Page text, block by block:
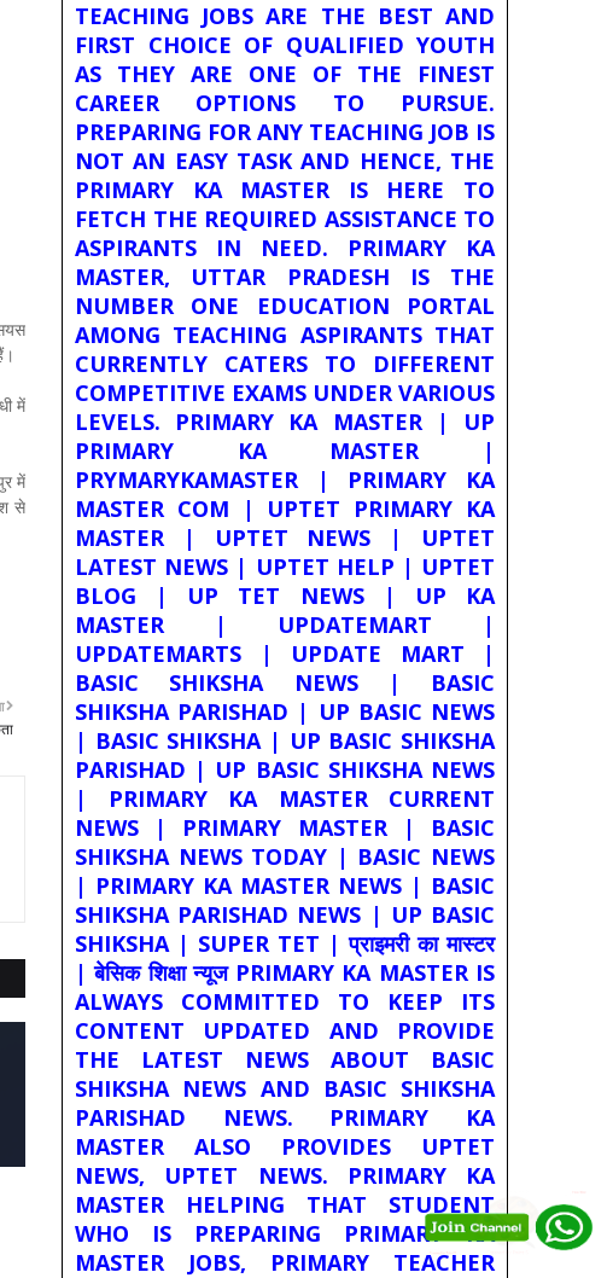
में
में
से
TEACHING JOBS ARE THE BEST AND
FIRST CHOICE OF QUALIFIED YOUTH
AS THEY ARE ONE OF THE FINEST
CAREER OPTIONS TO PURSUE.
PREPARING FOR ANY TEACHING JOB IS
NOT AN EASY TASK AND HENCE, THE
PRIMARY KA MASTER IS HERE TO
FETCH THE REQUIRED ASSISTANCE TO
ASPIRANTS IN NEED. PRIMARY KA
MASTER, UTTAR PRADESH IS THE
NUMBER ONE EDUCATION PORTAL
AMONG TEACHING ASPIRANTS THAT
CURRENTLY CATERS TO DIFFERENT
COMPETITIVE EXAMS UNDER VARIOUS
LEVELS. PRIMARY KA MASTER | UP
PRIMARY KA MASTER |
PRYMARYKAMASTER | PRIMARY KA
MASTER COM | UPTET PRIMARY KA
MASTER | UPTET NEWS | UPTET
LATEST NEWS | UPTET HELP | UPTET
BLOG | UP TET NEWS | UP KA
MASTER | UPDATEMART |
UPDATEMARTS | UPDATE MART |
BASIC SHIKSHA NEWS | BASIC
SHIKSHA PARISHAD | UP BASIC NEWS
| BASIC SHIKSHA | UP BASIC SHIKSHA
PARISHAD | UP BASIC SHIKSHA NEWS
| PRIMARY KA MASTER CURRENT
NEWS | PRIMARY MASTER | BASIC
SHIKSHA NEWS TODAY | BASIC NEWS
| PRIMARY KA MASTER NEWS | BASIC
SHIKSHA PARISHAD NEWS | UP BASIC
SHIKSHA | SUPER TET | प्राइमरी का मास्टर
| बेसिक शिक्षा न्यूज PRIMARY KA MASTER IS
ALWAYS COMMITTED TO KEEP ITS
CONTENT UPDATED AND PROVIDE
THE LATEST NEWS ABOUT BASIC
SHIKSHA NEWS AND BASIC SHIKSHA
PARISHAD NEWS. PRIMARY KA
MASTER ALSO PROVIDES UPTET
NEWS, UPTET NEWS. PRIMARY KA
MASTER HELPING THAT STUDENT
WHO IS PREPARING PRIMARY KA
MASTER JOBS, PRIMARY TEACHER